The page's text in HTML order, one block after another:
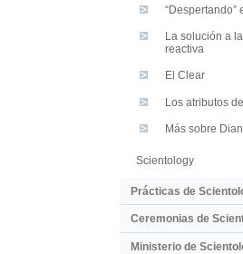
“Despertando”
La solución a
reactiva
El Clear
Los atributos
Más sobre
Scientology
Prácticas de
Ceremonias de
Ministerio de